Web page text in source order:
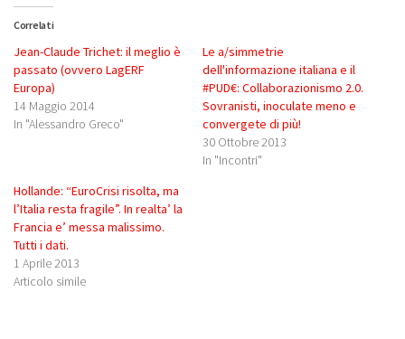
Correlati
Jean-Claude Trichet: il meglio è
passato (ovvero LagERF
Europa)
14 Maggio 2014
In "Alessandro Greco"
Le a/simmetrie
dell'informazione italiana e il
#PUD€: Collaborazionismo 2.0.
Sovranisti, inoculate meno e
convergete di più!
30 Ottobre 2013
In "Incontri"
Hollande: “EuroCrisi risolta, ma
l’Italia resta fragile”. In realta’ la
Francia e’ messa malissimo.
Tutti i dati.
1 Aprile 2013
Articolo simile